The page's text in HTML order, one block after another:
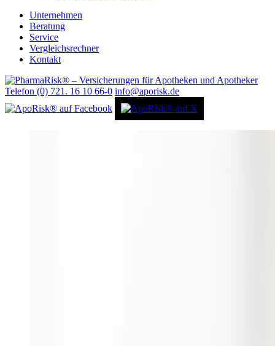
Unternehmen
Beratung
Service
Vergleichsrechner
Kontakt
Telefon (0) 721. 16 10 66-0 info@aporisk.de